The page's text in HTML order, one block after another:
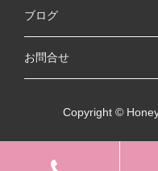
ブログ
お問合せ
Copyright ©